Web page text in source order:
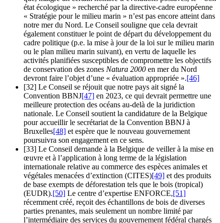
état écologique » recherché par la directive-cadre européenne
« Stratégie pour le milieu marin » n’est pas encore atteint dans
notre mer du Nord. Le Conseil souligne que cela devrait
également constituer le point de départ du développement du
cadre politique (p.e. la mise à jour de la loi sur le milieu marin
ou le plan milieu marin suivant), en vertu de laquelle les
activités planifiées susceptibles de compromettre les objectifs
de conservation des zones Natura 2000 en mer du Nord
devront faire l’objet d’une « évaluation appropriée ».[46]
[32] Le Conseil se réjouit que notre pays ait signé la
Convention BBNJ[47] en 2023, ce qui devrait permettre une
meilleure protection des océans au-delà de la juridiction
nationale. Le Conseil soutient la candidature de la Belgique
pour accueillir le secrétariat de la Convention BBNJ à
Bruxelles[48] et espère que le nouveau gouvernement
poursuivra son engagement en ce sens.
[33] Le Conseil demande à la Belgique de veiller à la mise en
œuvre et à l’application à long terme de la législation
internationale relative au commerce des espèces animales et
végétales menacées d’extinction (CITES)[49] et des produits
de base exempts de déforestation tels que le bois (tropical)
(EUDR).[50] Le centre d’expertise ENFORCE,[51]
récemment créé, reçoit des échantillons de bois de diverses
parties prenantes, mais seulement un nombre limité par
l’intermédiaire des services du gouvernement fédéral chargés